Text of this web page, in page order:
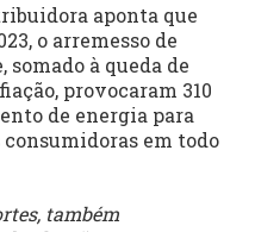
aponta que
o arremesso de
somado à queda de
provocaram 310
de energia para
em todo
também